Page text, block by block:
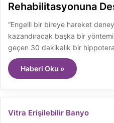
Rehabilitasyonuna
“Engelli bir bireye hareket
kazandıracak başka bir
geçen 30 dakikalık bir
Haberi Oku »
Vitra Erişilebilir Banyo